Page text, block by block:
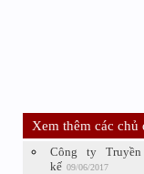
Xem thêm các chủ
Công ty
kế 09/06/2017